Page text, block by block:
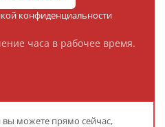
конфиденциальности
часа в рабочее время.
вы можете прямо сейчас,